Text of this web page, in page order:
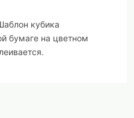
кубика
бумаге на цветном
кубик и
основываясь на